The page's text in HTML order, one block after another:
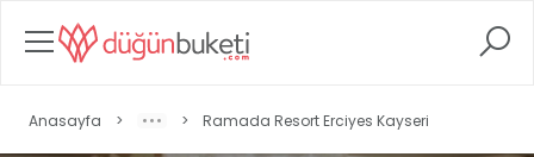
Anasayfa > > Ramada Resort Erciyes Kayseri